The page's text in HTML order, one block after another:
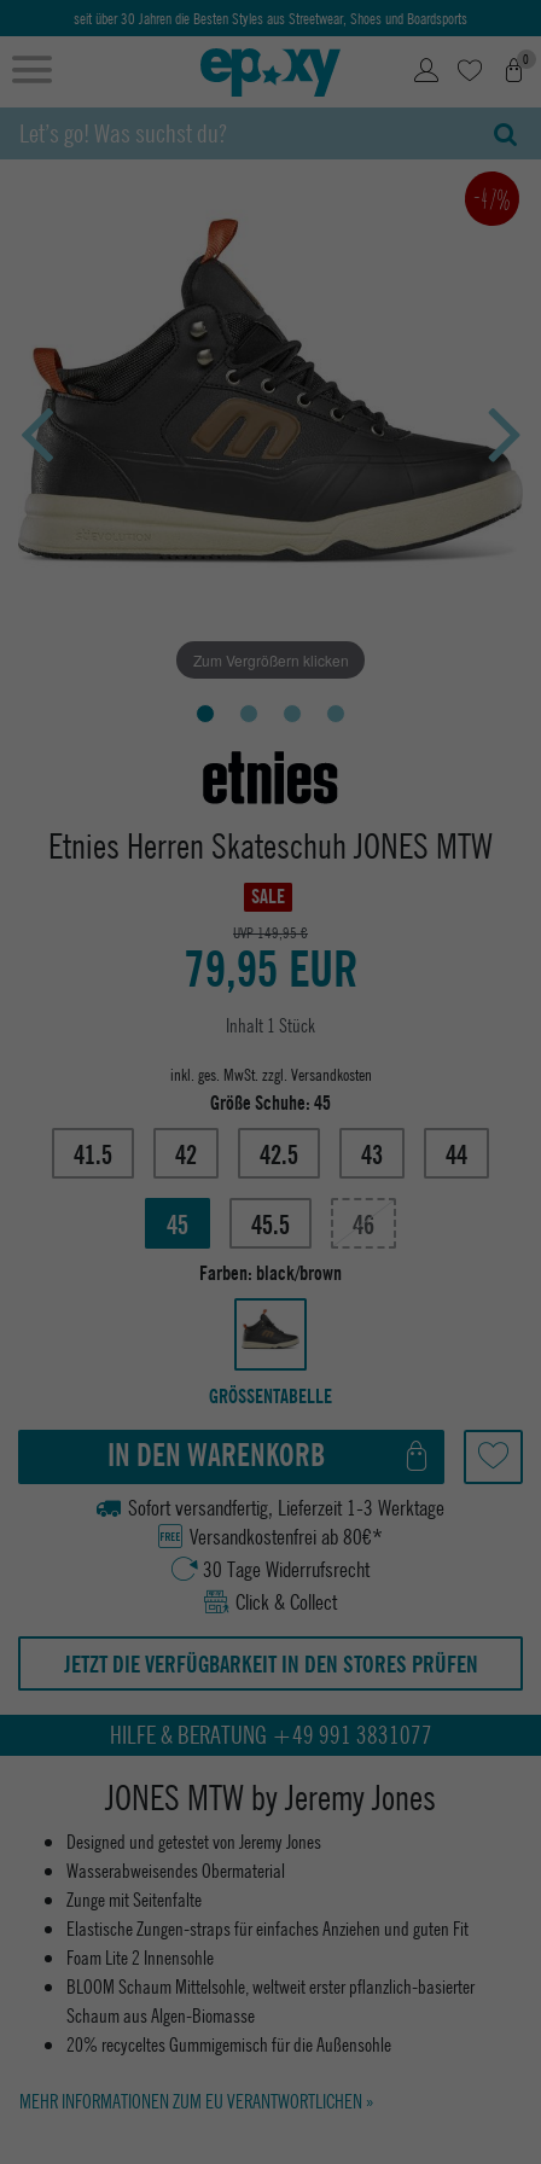
seit über 30 Jahren die Besten Styles aus Streetwear, Shoes und Boardsports
0
Zum Vergrößern klicken
-47%
Etnies Herren Skateschuh JONES MTW
SALE
UVP 149,95 €
79,95 EUR
Inhalt 1 Stück
inkl. ges. MwSt. zzgl. Versandkosten
Größe Schuhe:45
41.5 42 42.5 43 44
45 45.5 46
Farben: black/brown
GRÖSSENTABELLE
IN DEN WARENKORB
Sofort versandfertig, Lieferzeit 1-3 Werktage
Versandkostenfrei ab 80€*
30 Tage Widerrufsrecht
Click & Collect
JETZT DIE VERFÜGBARKEIT IN DEN STORES PRÜFEN
HILFE & BERATUNG +49 991 3831077
JONES MTW by Jeremy Jones
Designed und getestet von Jeremy Jones
Wasserabweisendes Obermaterial
Zunge mit Seitenfalte
Elastische Zungen-straps für einfaches Anziehen und guten Fit
Foam Lite 2 Innensohle
BLOOM Schaum Mittelsohle, weltweit erster pflanzlich-basierter
Schaum aus Algen-Biomasse
20% recyceltes Gummigemisch für die Außensohle
MEHR INFORMATIONEN ZUM EU VERANTWORTLICHEN »